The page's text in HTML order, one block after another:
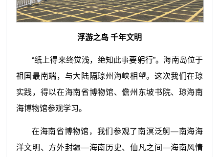
浮游之岛 千年文明
“纸上得来终觉浅，绝知此事要躬行”。海南岛位于
祖国最南端，与大陆隔琼州海峡相望。这次我们在琼
实践，得以在海南省博物馆、儋州东坡书院、琼海南
海博物馆参观学习。
在海南省博物馆，我们参观了南溟泛舸—南海海
洋文明、方外封疆—海南历史、仙凡之间—海南风情